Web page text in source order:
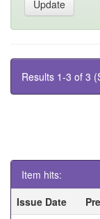
Results 1-3 of 3
Item hits:
Issue Date